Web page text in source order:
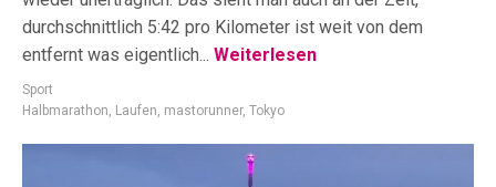
durchschnittlich 5:42 pro Kilometer ist weit von dem
entfernt was eigentlich... Weiterlesen
Sport
Halbmarathon, Laufen, mastorunner, Tokyo